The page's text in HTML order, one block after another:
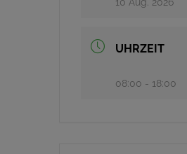
UHRZEIT
08:00 - 18:00